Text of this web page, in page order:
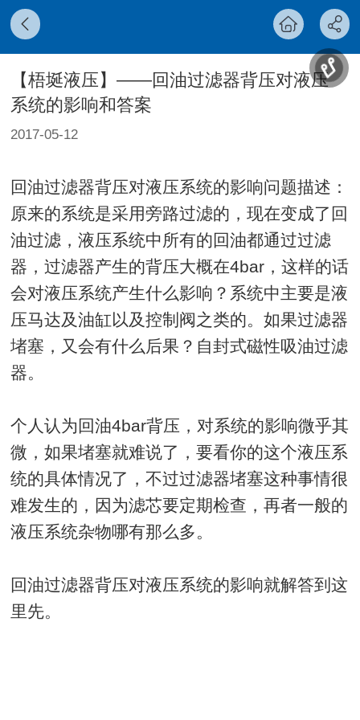
【梧埏液压】——回油过滤器背压对液压
系统的影响和答案
2017-05-12
回油过滤器背压对液压系统的影响问题描述：
原来的系统是采用旁路过滤的，现在变成了回
油过滤，液压系统中所有的回油都通过过滤
器，过滤器产生的背压大概在4bar，这样的话
会对液压系统产生什么影响？系统中主要是液
压马达及油缸以及控制阀之类的。如果过滤器
堵塞，又会有什么后果？自封式磁性吸油过滤
器。
个人认为回油4bar背压，对系统的影响微乎其
微，如果堵塞就难说了，要看你的这个液压系
统的具体情况了，不过过滤器堵塞这种事情很
难发生的，因为滤芯要定期检查，再者一般的
液压系统杂物哪有那么多。
回油过滤器背压对液压系统的影响就解答到这
里先。